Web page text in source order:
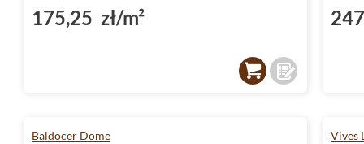
175,25 zł/m²
Baldocer Dome Vives